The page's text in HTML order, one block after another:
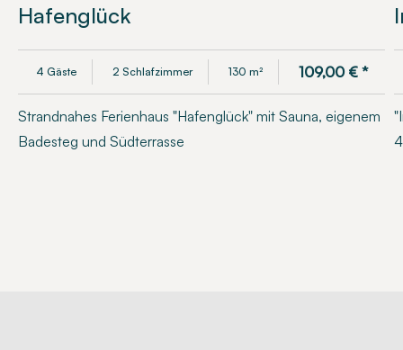
Hafenglück
4 Gäste 2 Schlafzimmer 130 m² 109,00 €*
Strandnahes Ferienhaus "Hafenglück" mit Sauna, eigenem
Badesteg und Südterrasse